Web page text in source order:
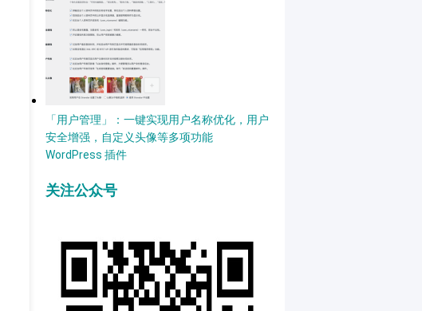
「用户管理」：一键实现用户名称优化，用户
安全增强，自定义头像等多项功能
WordPress 插件
关注公众号